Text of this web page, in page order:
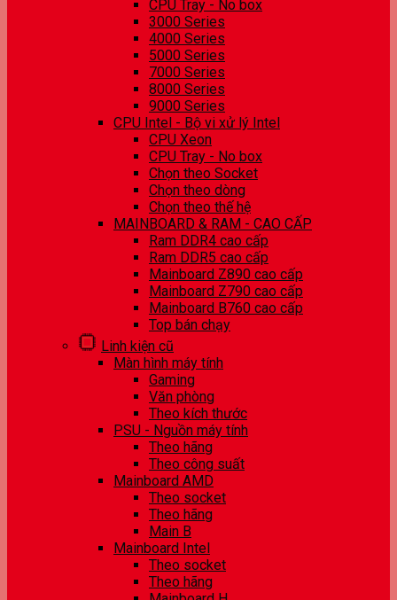
CPU Tray - No box
3000 Series
4000 Series
5000 Series
7000 Series
8000 Series
9000 Series
CPU Intel - Bộ vi xử lý Intel
CPU Xeon
CPU Tray - No box
Chọn theo Socket
Chọn theo dòng
Chọn theo thế hệ
MAINBOARD & RAM - CAO CẤP
Ram DDR4 cao cấp
Ram DDR5 cao cấp
Mainboard Z890 cao cấp
Mainboard Z790 cao cấp
Mainboard B760 cao cấp
Top bán chạy
Linh kiện cũ
Màn hình máy tính
Gaming
Văn phòng
Theo kích thước
PSU - Nguồn máy tính
Theo hãng
Theo công suất
Mainboard AMD
Theo socket
Theo hãng
Main B
Mainboard Intel
Theo socket
Theo hãng